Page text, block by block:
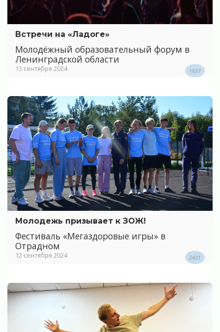
Встречи на «Ладоге»
Молодёжный образовательный форум в
Ленинградской области
13 сентября 2024 1637
Молодежь призывает к ЗОЖ!
Фестиваль «Мегаздоровые игры» в
Отрадном
12 сентября 2024 2431